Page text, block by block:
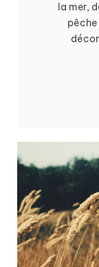
la mer,
pêche